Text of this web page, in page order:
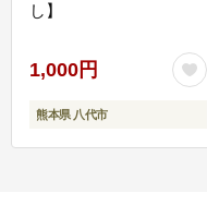
し】
1,000円
熊本県 八代市